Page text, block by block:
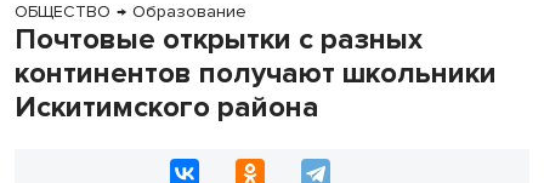
ОБЩЕСТВО → Образование
Почтовые открытки с разных
континентов получают школьники
Искитимского района